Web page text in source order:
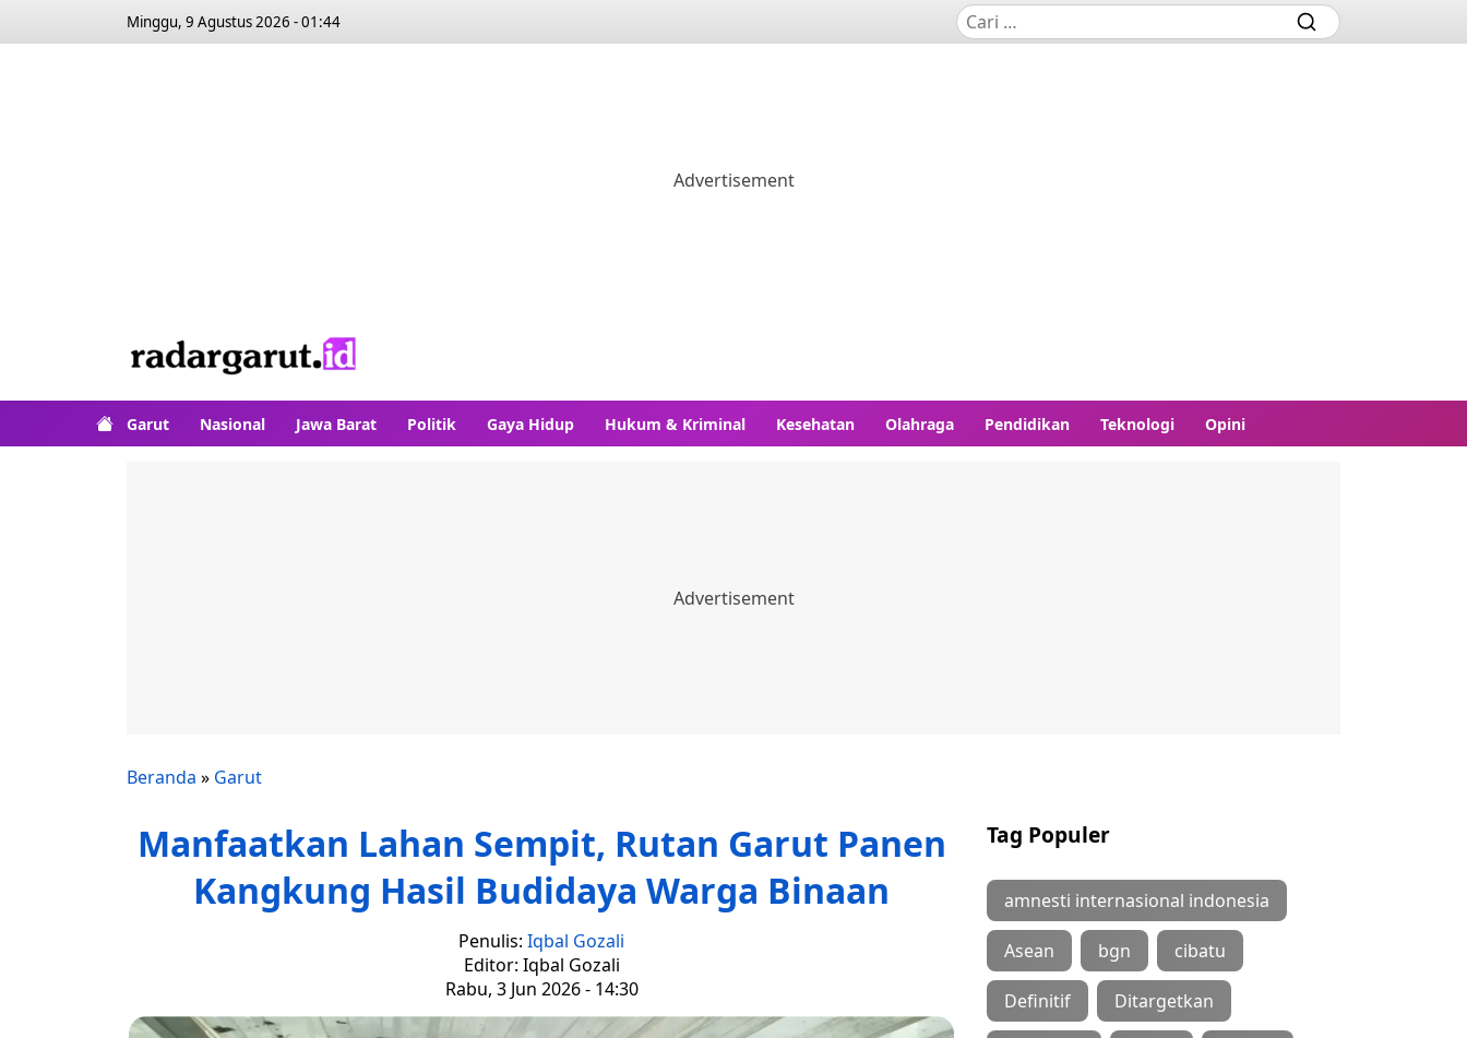
Minggu, 9 Agustus 2026 - 01:44
Garut Nasional Jawa Barat Politik Gaya Hidup Hukum & Kriminal Kesehatan Olahraga Pendidikan Teknologi Opini
Beranda » Garut
Manfaatkan Lahan Sempit, Rutan Garut Panen
Kangkung Hasil Budidaya Warga Binaan
Penulis: Iqbal Gozali
Editor: Iqbal Gozali
Rabu, 3 Jun 2026 - 14:30
Tag Populer
amnesti internasional indonesia
Asean bgn cibatu
Definitif Ditargetkan